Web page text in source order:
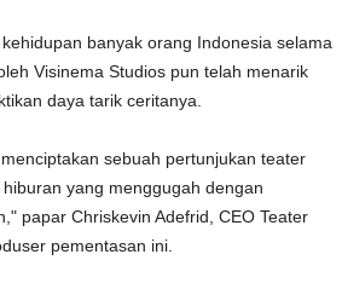
banyak orang Indonesia selama
Visinema Studios pun telah menarik
daya tarik ceritanya.
sebuah pertunjukan teater
yang menggugah dengan
papar Chriskevin Adefrid, CEO Teater
pementasan ini.